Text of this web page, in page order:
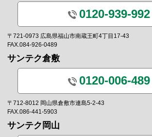
0120-939-992
〒721-0973 広島県福山市南蔵王町4丁目17-43
FAX.084-926-0489
サンテク倉敷
0120-006-489
〒712-8012 岡山県倉敷市連島5-2-43
FAX.086-441-5903
サンテク岡山